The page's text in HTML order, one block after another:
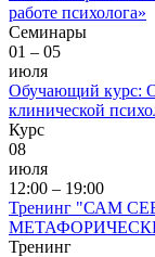
работе психолога»
Семинары
01 – 05
июля
Обучающий курс:
клинической
Курс
08
июля
12:00 – 19:00
Тренинг "САМ
Тренинг